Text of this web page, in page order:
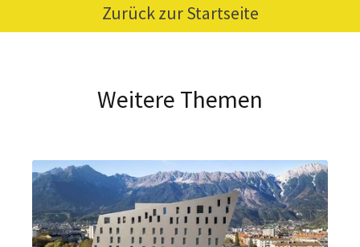
Zurück zur Startseite
Weitere Themen